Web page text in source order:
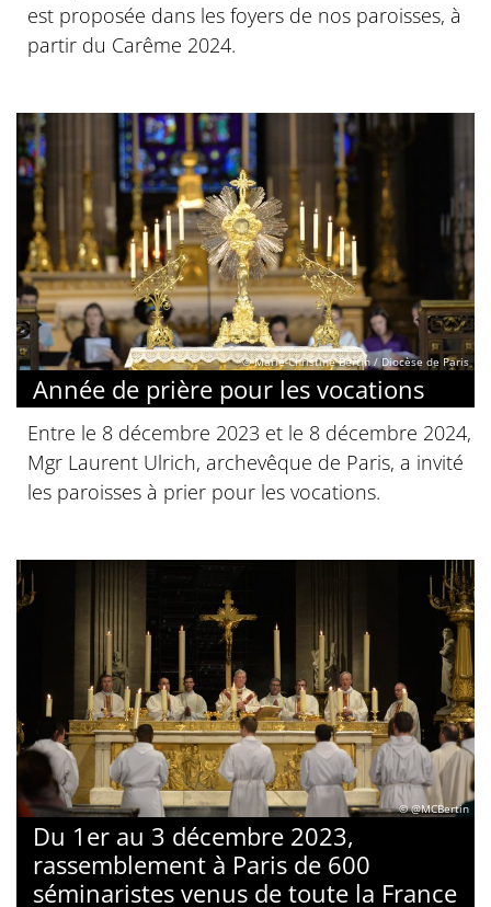
est proposée dans les foyers de nos paroisses, à
partir du Carême 2024.
© Marie-Christine Bertin / Diocèse de Paris
Année de prière pour les vocations
Entre le 8 décembre 2023 et le 8 décembre 2024,
Mgr Laurent Ulrich, archevêque de Paris, a invité
les paroisses à prier pour les vocations.
© @MCBertin
Du 1er au 3 décembre 2023,
rassemblement à Paris de 600
séminaristes venus de toute la France